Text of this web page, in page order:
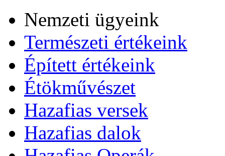
Nemzeti ügyeink
Természeti értékeink
Épített értékeink
Étökművészet
Hazafias versek
Hazafias dalok